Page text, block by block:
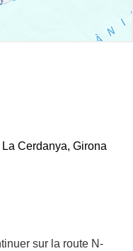
Cerdanya, Girona
sur la route N-